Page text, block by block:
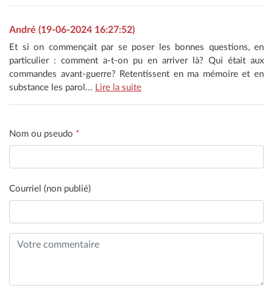
André (19-06-2024 16:27:52)
Et si on commençait par se poser les bonnes questions, en
particulier : comment a-t-on pu en arriver là? Qui était aux
commandes avant-guerre? Retentissent en ma mémoire et en
substance les parol... Lire la suite
Nom ou pseudo *
Courriel (non publié)